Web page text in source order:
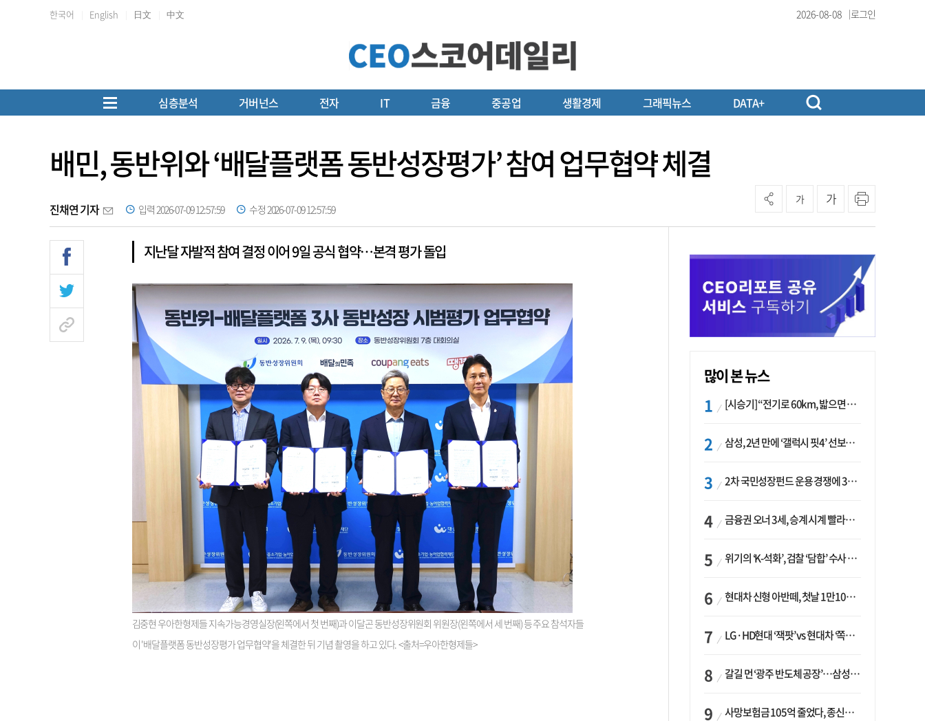
한국어 English 日文 中文 2026-08-08 로그인
심층분석 거버넌스 전자 IT 금융 중공업 생활경제 그래픽뉴스 DATA+
배민, 동반위와 ‘배달플랫폼 동반성장평가’ 참여 업무협약 체결
진채연 기자 입력 2026-07-09 12:57:59 수정 2026-07-09 12:57:59
가 가
지난달 자발적 참여 결정 이어 9일 공식 협약…본격 평가 돌입
김중현 우아한형제들 지속가능경영실장(왼쪽에서 첫 번째)과 이달곤 동반성장위원회 위원장(왼쪽에서 세 번째) 등 주요 참석자들
이 '배달플랫폼 동반성장평가 업무협약'을 체결한 뒤 기념 촬영을 하고 있다. <출처=우아한형제들>
많이 본 뉴스
[시승기] “전기로 60km, 밟으면 462마력”…볼보 XC60 T8의 두 얼굴
삼성, 2년 만에 ‘갤럭시 핏4’ 선보이나…웨어러블 생태계 확장 ‘시동’
2차 국민성장펀드 운용 경쟁에 33개사 몰렸다…신한·하나 등 새 얼굴 대거 합류
금융권 오너 3세, 승계 시계 빨라지나…한국투자 ‘속도’·미래에셋·메리츠는 ‘거리두기’
위기의 ‘K-석화’, 검찰 ‘담합’ 수사 착수…“LG·한화·롯데 등 7개 업체, 8개 제품 가격 담합”
현대차 신형 아반떼, 첫날 1만1094대 계약…역대 최고치 경신
LG·HD현대 ‘잭팟’ vs 현대차 ‘쪽박’…글로벌 사모펀드, 韓 대기업 투자 ‘희비’
갈길 먼 ‘광주 반도체 공장’…삼성·SK, ‘주 52시간제’ 규제 해소 ‘공방’
사망보험금 105억 줄었다, 종신보험·유동화 동시에 ‘주춤’…신한라이프는 401억 급증